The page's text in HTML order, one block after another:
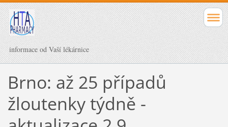
informace od Vaší lékárnice
Brno: až 25 případů
žloutenky týdně -